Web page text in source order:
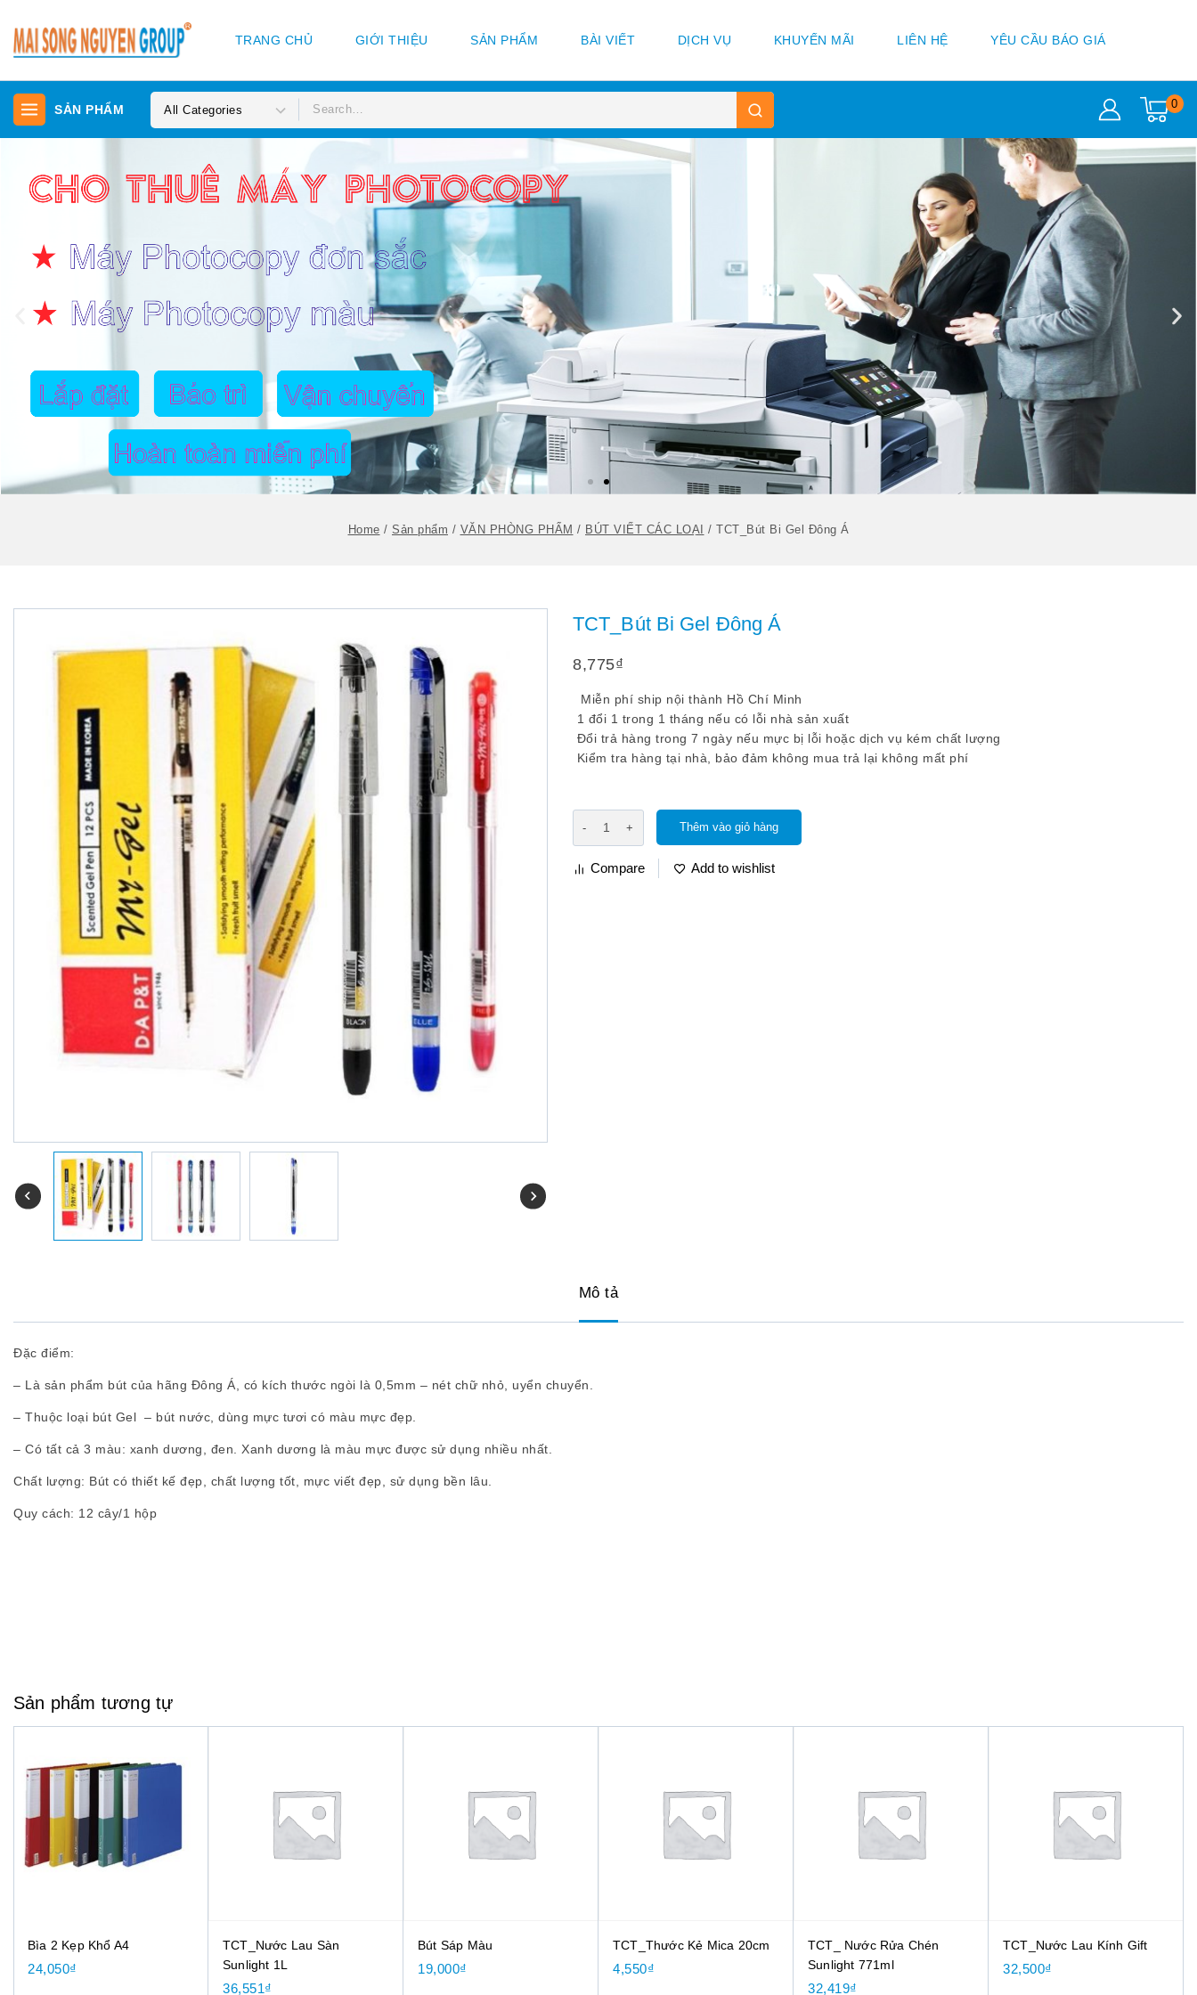
TRANG CHỦ GIỚI THIỆU SẢN PHẨM BÀI VIẾT DỊCH VỤ KHUYẾN MÃI LIÊN HỆ YÊU CẦU BÁO GIÁ
SẢN PHẨM 0
Home / Sản phẩm / VĂN PHÒNG PHẨM / BÚT VIẾT CÁC LOẠI / TCT_Bút Bi Gel Đông Á
TCT_Bút Bi Gel Đông Á
8,775₫
Miễn phí ship nội thành Hồ Chí Minh
1 đổi 1 trong 1 tháng nếu có lỗi nhà sản xuất
Đổi trả hàng trong 7 ngày nếu mực bị lỗi hoặc dịch vụ kém chất lượng
Kiểm tra hàng tại nhà, bảo đảm không mua trả lại không mất phí
Thêm vào giỏ hàng
Compare Add to wishlist
Mô tả
Đặc điểm:
– Là sản phẩm bút của hãng Đông Á, có kích thước ngòi là 0,5mm – nét chữ nhỏ, uyển chuyển.
– Thuộc loại bút Gel – bút nước, dùng mực tươi có màu mực đẹp.
– Có tất cả 3 màu: xanh dương, đen. Xanh dương là màu mực được sử dụng nhiều nhất.
Chất lượng: Bút có thiết kế đẹp, chất lượng tốt, mực viết đẹp, sử dụng bền lâu.
Quy cách: 12 cây/1 hộp
Sản phẩm tương tự
Bìa 2 Kẹp Khổ A4
24,050₫
TCT_Nước Lau Sàn
Sunlight 1L
36,551₫
Bút Sáp Màu
19,000₫
TCT_Thước Kẻ Mica 20cm
4,550₫
TCT_ Nước Rửa Chén
Sunlight 771ml
32,419₫
TCT_Nước Lau Kính Gift
32,500₫